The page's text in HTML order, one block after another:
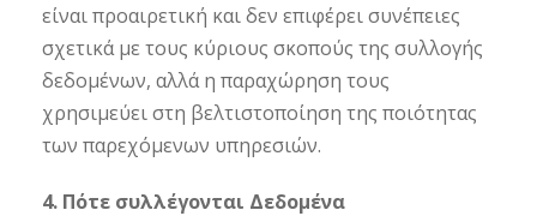
είναι προαιρετική και δεν επιφέρει συνέπειες
σχετικά με τους κύριους σκοπούς της συλλογής
δεδομένων, αλλά η παραχώρηση τους
χρησιμεύει στη βελτιστοποίηση της ποιότητας
των παρεχόμενων υπηρεσιών.
4. Πότε συλλέγονται Δεδομένα